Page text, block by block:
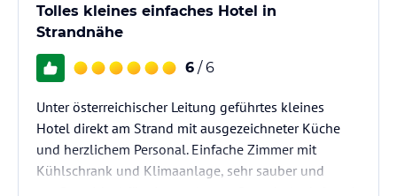
Tolles kleines einfaches Hotel in
Strandnähe
6 / 6
Unter österreichischer Leitung geführtes kleines
Hotel direkt am Strand mit ausgezeichneter Küche
und herzlichem Personal. Einfache Zimmer mit
Kühlschrank und Klimaanlage, sehr sauber und